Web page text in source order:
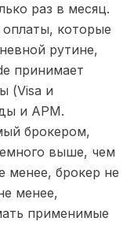
раз в месяц.
которые
рутине,
принимает
(Visa и
и APM.
брокером,
выше, чем
менее, брокер не
менее,
применимые